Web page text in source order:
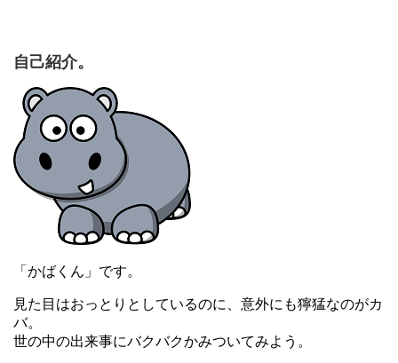
自己紹介。
「かばくん」です。
見た目はおっとりとしているのに、意外にも獰猛なのがカ
バ。
世の中の出来事にバクバクかみついてみよう。